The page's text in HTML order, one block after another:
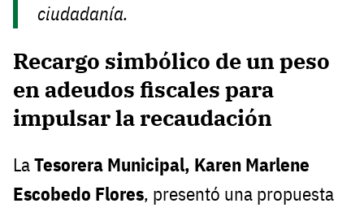
ciudadanía.
Recargo simbólico de un peso
en adeudos fiscales para
impulsar la recaudación
LaTesorera Municipal, Karen Marlene
Escobedo Flores, presentó una propuesta